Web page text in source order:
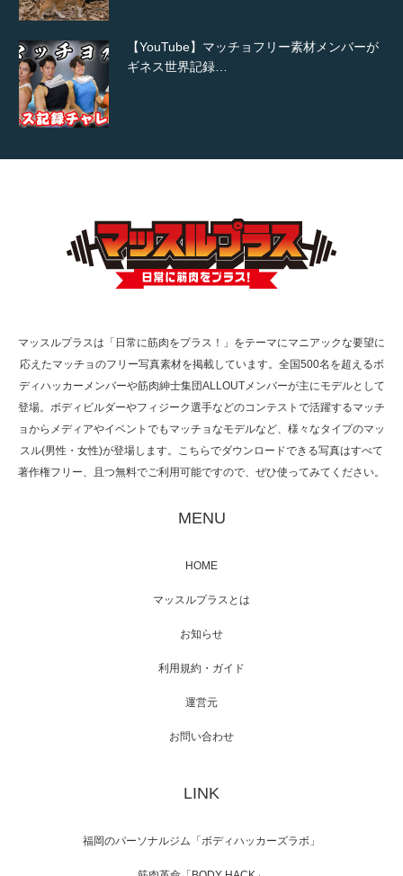
【YouTube】マッチョフリー素材メンバーが
ギネス世界記録…
TOKYO FMラジオ番組「ONE MORNING」
で紹介さ…
た（6/8放送）
映画「メカバース」舞台挨拶へマッスルプラ
【TV】NHK BS「COOL JAPAN 」にてマッス
「ねとらぼ」さんに…
マッスルプラスは「日常に筋肉をプラス！」をテーマにマニアックな要望に
応えたマッチョのフリー写真素材を掲載しています。全国500名を超えるボ
ディハッカーメンバーや筋肉紳士集団ALLOUTメンバーが主にモデルとして
登場。ボディビルダーやフィジーク選手などのコンテストで活躍するマッチ
ョからメディアやイベントでもマッチョなモデルなど、様々なタイプのマッ
スル(男性・女性)が登場します。こちらでダウンロードできる写真はすべて
著作権フリー、且つ無料でご利用可能ですので、ぜひ使ってみてください。
MENU
HOME
マッスルプラスとは
お知らせ
利用規約・ガイド
運営元
お問い合わせ
LINK
福岡のパーソナルジム「ボディハッカーズラボ」